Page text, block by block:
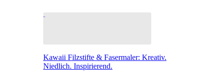
Kawaii Filzstifte & Fasermaler: Kreativ.
Niedlich. Inspirierend.